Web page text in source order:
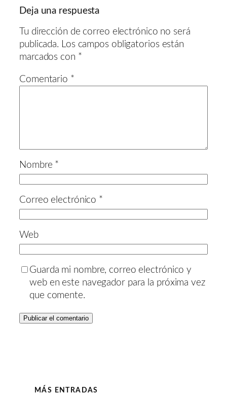
Deja una respuesta
Tu dirección de correo electrónico no será
publicada. Los campos obligatorios están
marcados con *
Comentario *
Nombre *
Correo electrónico *
Web
Guarda mi nombre, correo electrónico y
web en este navegador para la próxima vez
que comente.
MÁS ENTRADAS